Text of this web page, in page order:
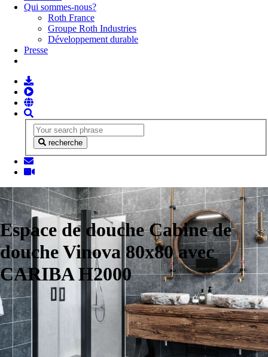
Qui sommes-nous?
Roth France
Groupe Roth Industries
Développement durable
Presse
recherche
Espace de douche Cabine de
douche Vinova 80x80 avec
CARIBA H2000